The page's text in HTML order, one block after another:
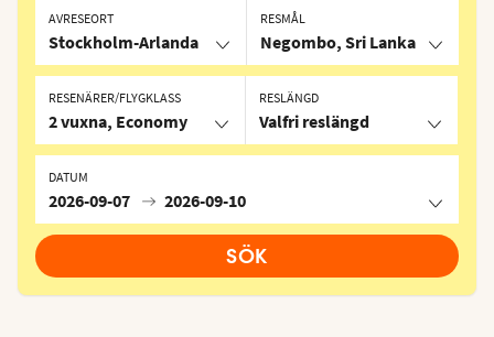
AVRESEORT
Stockholm-Arlanda
RESMÅL
Negombo, Sri Lanka
RESLÄNGD
Valfri reslängd
DATUM
2026-09-07 2026-09-10
RESENÄRER/FLYGKLASS
2 vuxna, Economy
SÖK